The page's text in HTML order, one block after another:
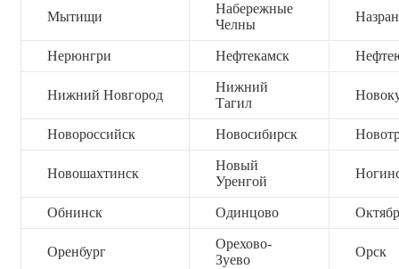
Мытищи
Набережные
Челны
Нерюнгри Нефтекамск
Нижний Новгород
Нижний
Тагил
Новороссийск Новосибирск
Новошахтинск
Новый
Уренгой
Обнинск Одинцово
Оренбург
Орехово-
Зуево
Орск